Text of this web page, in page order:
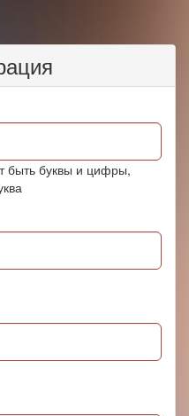
быть буквы и цифры,